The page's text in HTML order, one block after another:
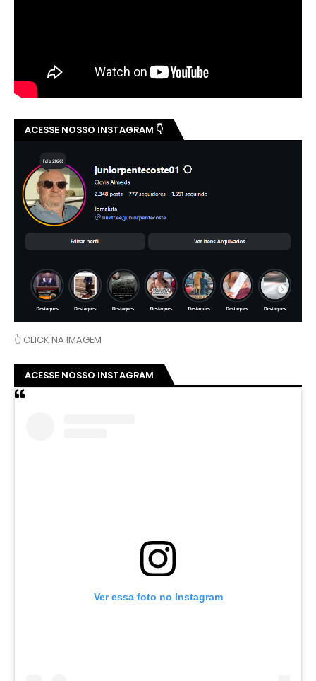
ACESSE NOSSO INSTAGRAM 👇
👆 CLICK NA IMAGEM
ACESSE NOSSO INSTAGRAM
Ver essa foto no Instagram